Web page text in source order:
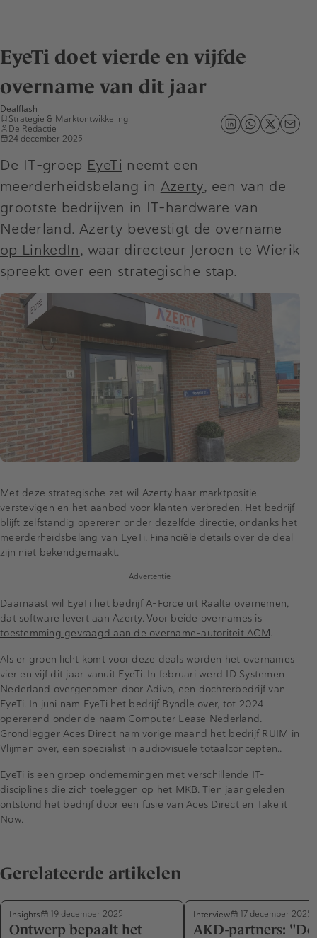
EyeTi doet vierde en vijfde
overname van dit jaar
Dealflash
Strategie & Marktontwikkeling
De Redactie
24 december 2025
De IT-groep EyeTi neemt een
meerderheidsbelang in Azerty, een van de
grootste bedrijven in IT-hardware van
Nederland. Azerty bevestigt de overname
op LinkedIn, waar directeur Jeroen te Wierik
spreekt over een strategische stap.
Met deze strategische zet wil Azerty haar marktpositie
verstevigen en het aanbod voor klanten verbreden. Het bedrijf
blijft zelfstandig opereren onder dezelfde directie, ondanks het
meerderheidsbelang van EyeTi. Financiële details over de deal
zijn niet bekendgemaakt.
Advertentie
Daarnaast wil EyeTi het bedrijf A-Force uit Raalte overnemen,
dat software levert aan Azerty. Voor beide overnames is
toestemming gevraagd aan de overname-autoriteit ACM.
Als er groen licht komt voor deze deals worden het overnames
vier en vijf dit jaar vanuit EyeTi. In februari werd ID Systemen
Nederland overgenomen door Adivo, een dochterbedrijf van
EyeTi. In juni nam EyeTi het bedrijf Byndle over, tot 2024
opererend onder de naam Computer Lease Nederland.
Grondlegger Aces Direct nam vorige maand het bedrijfRUIM in
Vlijmen over, een specialist in audiovisuele totaalconcepten..
EyeTi is een groep ondernemingen met verschillende IT-
disciplines die zich toeleggen op het MKB. Tien jaar geleden
ontstond het bedrijf door een fusie van Aces Direct en Take it
Now.
Gerelateerde artikelen
Insights 19 december 2025
Ontwerp bepaalt het
Interview 17 december 2025
AKD-partners: "De